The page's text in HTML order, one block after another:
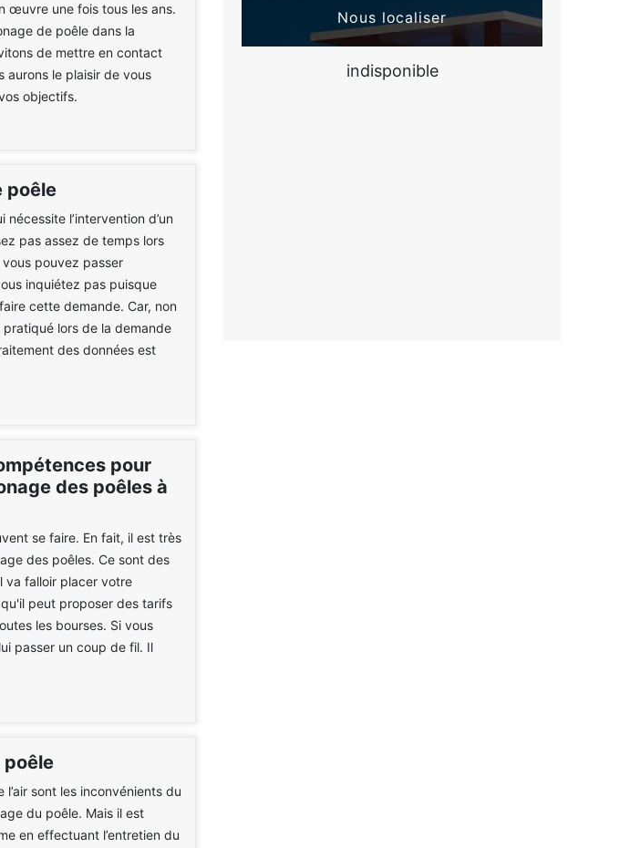
œuvre une fois tous les ans.
de poêle dans la
de mettre en contact
aurons le plaisir de vous
objectifs.
poêle
l’intervention d’un
pas assez de temps lors
pouvez passer
inquiétez pas puisque
cette demande. Car, non
lors de la demande
des données est
pour
des poêles à
se faire. En fait, il est très
des poêles. Ce sont des
va falloir placer votre
peut proposer des tarifs
les bourses. Si vous
passer un coup de fil. Il
poêle
sont les inconvénients du
du poêle. Mais il est
en effectuant l’entretien du
Nous localiser
indisponible